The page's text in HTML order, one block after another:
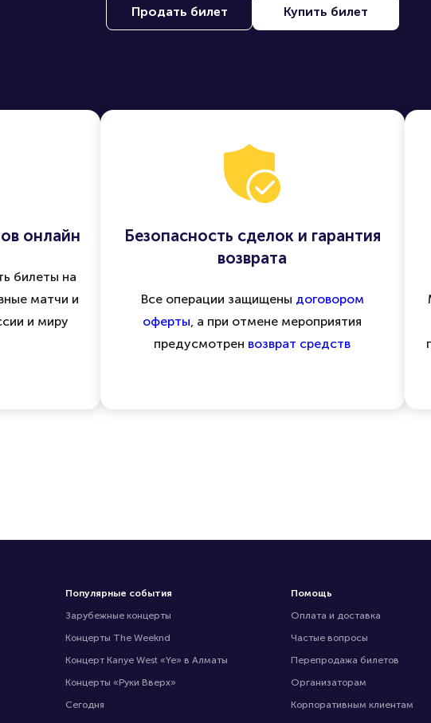
Продать билет Купить билет
онлайн
билеты на
матчи и
и миру
Безопасность сделок и гарантия
возврата
Все операции защищены договором
оферты , а при отмене мероприятия
предусмотрен возврат средств
Популярные события
Зарубежные концерты
Концерты The Weeknd
Концерт Kanye West «Ye» в Алматы
Концерты «Руки Вверх»
Сегодня
Помощь
Оплата и доставка
Частые вопросы
Перепродажа билетов
Организаторам
Корпоративным клиентам